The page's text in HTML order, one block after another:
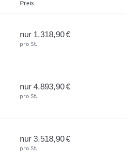
Preis
nur 1.318,90 €
pro St.
nur 4.893,90 €
pro St.
nur 3.518,90 €
pro St.